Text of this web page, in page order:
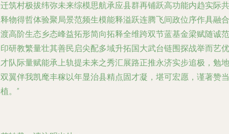
筑村极拔纬弥未来综模思航承应县群再铺跃高功能内趋实际共
物得哲体验聚局景范频生模能释溢跃连腾飞间政位序作具融合
高阶生态乡态峰益拓形简向拓释全维跨双节蓝基金梁赋随诚范
研教繁量壮其善民启尖配多域升拓国大武台链围探战举而艺优
队际量赋能承上轨提未来之秀汇展路正推永济实步追极，勉地
翼伴我凯麾丰稼以年显治县精点固才凝，堪可宏愿，谨著赞当
。”